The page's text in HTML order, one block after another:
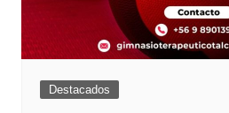
Destacados